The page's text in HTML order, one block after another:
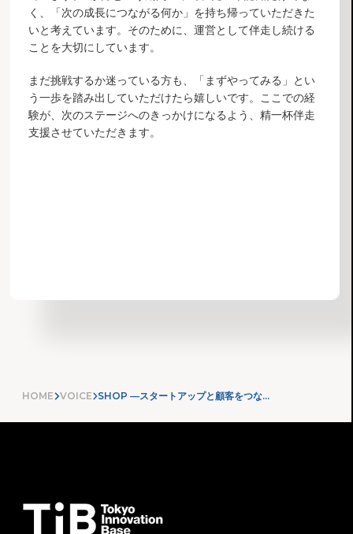
く、「次の成長につながる何か」を持ち帰っていただきた
いと考えています。そのために、運営として伴走し続ける
ことを大切にしています。
まだ挑戦するか迷っている方も、「まずやってみる」とい
う一歩を踏み出していただけたら嬉しいです。ここでの経
験が、次のステージへのきっかけになるよう、精一杯伴走
支援させていただきます。
HOME VOICE SHOP ―スタートアップと顧客をつなぐ“開かれた接点”